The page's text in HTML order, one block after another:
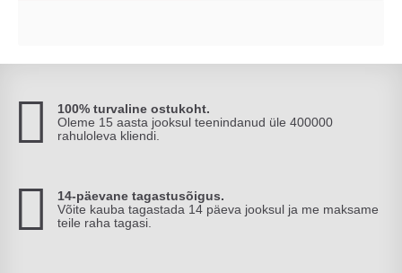
100% turvaline ostukoht.
Oleme 15 aasta jooksul teenindanud üle 400000
rahuloleva kliendi.
14-päevane tagastusõigus.
Võite kauba tagastada 14 päeva jooksul ja me maksame
teile raha tagasi.